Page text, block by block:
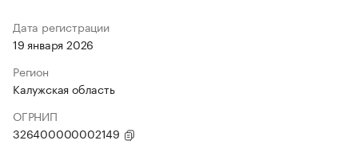
Дата регистрации
19 января 2026
Регион
Калужская область
ОГРНИП
326400000002149